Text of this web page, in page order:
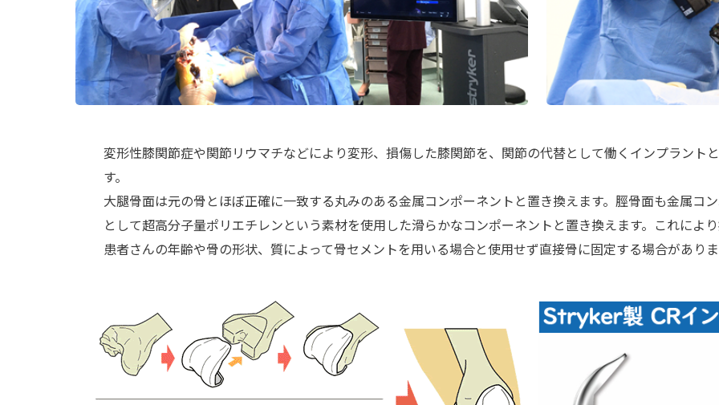
変形性膝関節症や関節リウマチなどにより変形、損傷した膝関節を、関節の代替として働くインプラント
す。
大腿骨面は元の骨とほぼ正確に一致する丸みのある金属コンポーネントと置き換えます。脛骨面も金属コ
として超高分子量ポリエチレンという素材を使用した滑らかなコンポーネントと置き換えます。これによ
患者さんの年齢や骨の形状、質によって骨セメントを用いる場合と使用せず直接骨に固定する場合がありま